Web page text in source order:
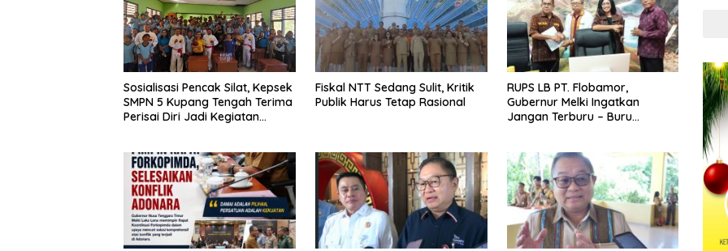
Sosialisasi Pencak Silat, Kepsek
SMPN 5 Kupang Tengah Terima
Perisai Diri Jadi Kegiatan
Fiskal NTT Sedang Sulit, Kritik
Publik Harus Tetap Rasional
RUPS LB PT. Flobamor,
Gubernur Melki Ingatkan
Jangan Terburu – Buru